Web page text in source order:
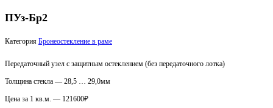
ПУз-Бр2
Категория Бронеостекление в раме
Передаточный узел с защитным остеклением (без передаточного лотка)
Толщина стекла — 28,5 … 29,0мм
Цена за 1 кв.м. — 121600₽